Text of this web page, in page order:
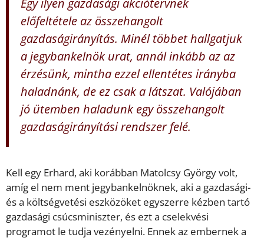
előfeltétele az összehangolt
gazdaságirányítás. Minél többet hallgatjuk
a jegybankelnök urat, annál inkább az az
érzésünk, mintha ezzel ellentétes irányba
haladnánk, de ez csak a látszat. Valójában
jó ütemben haladunk egy összehangolt
gazdaságirányítási rendszer felé.
Kell egy Erhard, aki korábban Matolcsy György volt,
amíg el nem ment jegybankelnöknek, aki a gazdasági-
és a költségvetési eszközöket egyszerre kézben tartó
gazdasági csúcsminiszter, és ezt a cselekvési
programot le tudja vezényelni. Ennek az embernek a